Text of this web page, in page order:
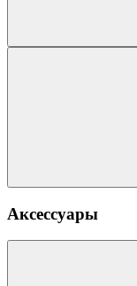
Аксессуары